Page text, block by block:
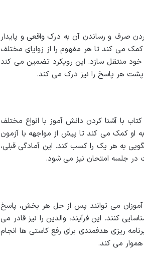
صرف و رساندن آن به درک واقعی و پایدار
می کند تا هر مفهوم را از زوایای مختلف
خود منتقل سازد. این رویکرد تضمین می کند
پشت هر پاسخ را نیز درک می کند.
با آشنا کردن دانش آموز با انواع مختلف
او کمک می کند تا پیش از مواجهه با آزمون
به هر یک را کسب کند. این آمادگی قبلی،
در جلسه امتحان نیز می شود.
آموزان می توانند پس از حل هر بخش، پاسخ
کنند. این فرآیند، والدین را نیز قادر می
ریزی هدفمندی برای رفع کاستی ها انجام
می کند.